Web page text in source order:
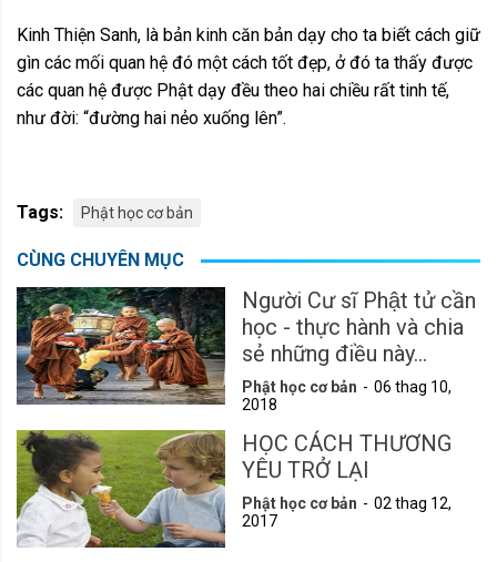
Kinh Thiện Sanh, là bản kinh căn bản dạy cho ta biết cách giữ
gìn các mối quan hệ đó một cách tốt đẹp, ở đó ta thấy được
các quan hệ được Phật dạy đều theo hai chiều rất tinh tế,
như đời: “đường hai nẻo xuống lên”.
Tags: Phật học cơ bản
CÙNG CHUYÊN MỤC
Người Cư sĩ Phật tử cần
học - thực hành và chia
sẻ những điều này...
Phật học cơ bản
06 thag 10,
2018
HỌC CÁCH THƯƠNG
YÊU TRỞ LẠI
Phật học cơ bản
02 thag 12,
2017